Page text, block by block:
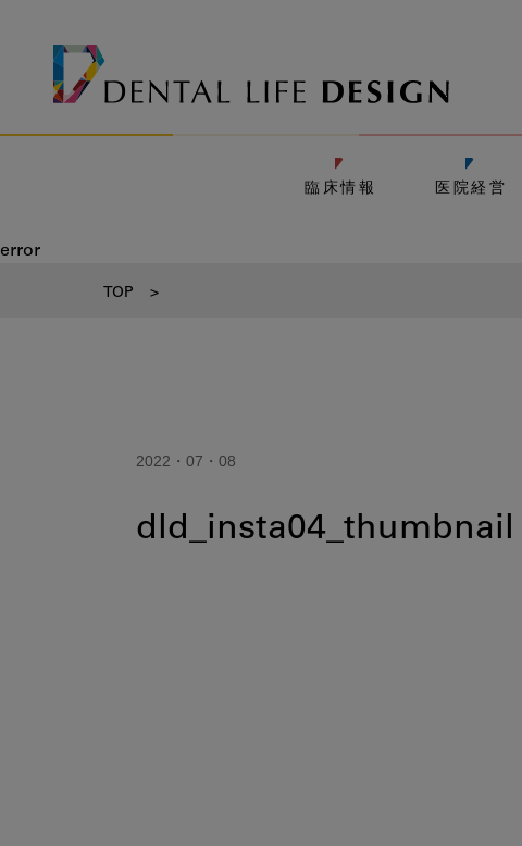
臨床情報 医院経営
error
TOP >
2022・07・08
dld_insta04_thumbnail